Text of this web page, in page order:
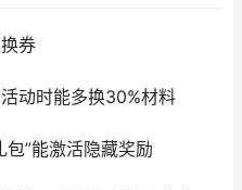
券
动时能多换30%材料
”能激活隐藏奖励